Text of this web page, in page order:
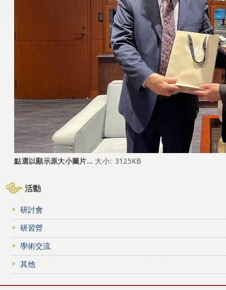
點選以顯示原大小圖片… 大小:: 3125KB
活動
研討會
研習營
學術交流
其他